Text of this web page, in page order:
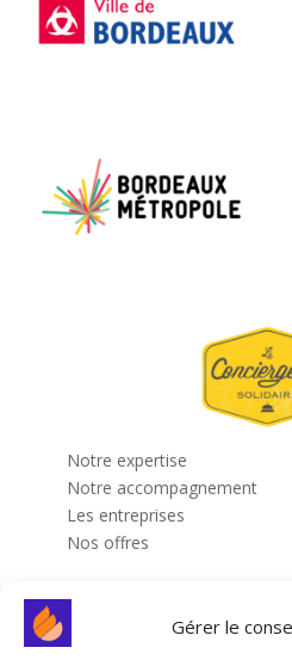
Gérer le
Notre expertise
Notre accompagnement
Les entreprises
Nos offres
Nos partenaires